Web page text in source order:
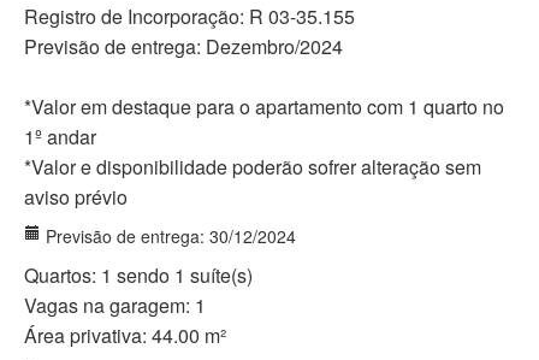
Registro de Incorporação: R 03-35.155
Previsão de entrega: Dezembro/2024
*Valor em destaque para o apartamento com 1 quarto no
1º andar
*Valor e disponibilidade poderão sofrer alteração sem
aviso prévio
Previsão de entrega: 30/12/2024
Quartos: 1 sendo 1 suíte(s)
Vagas na garagem: 1
Área privativa: 44.00 m²